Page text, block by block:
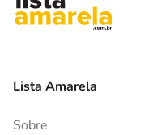
Lista Amarela
Sobre